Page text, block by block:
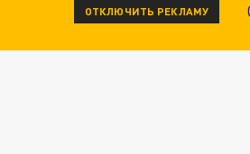
ОТКЛЮЧИТЬ РЕКЛАМУ